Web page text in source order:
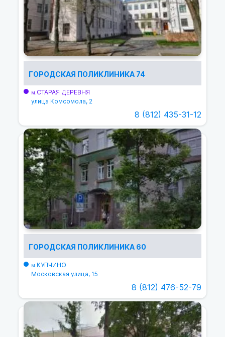
ГОРОДСКАЯ ПОЛИКЛИНИКА 74
м.СТАРАЯ ДЕРЕВНЯ
улица Комсомола, 2
8 (812) 435-31-12
ГОРОДСКАЯ ПОЛИКЛИНИКА 60
м.КУПЧИНО
Московская улица, 15
8 (812) 476-52-79